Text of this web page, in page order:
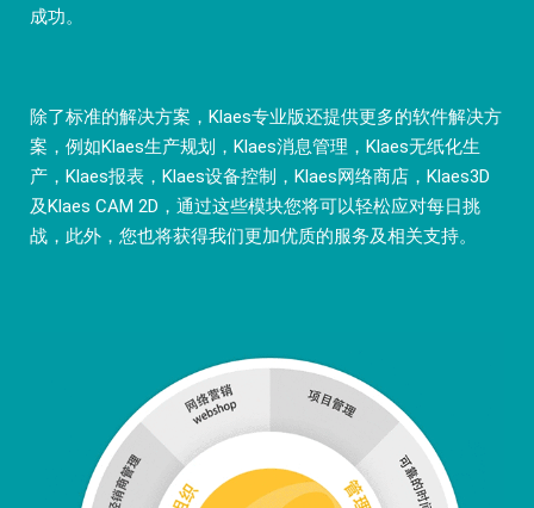
成功。
除了标准的解决方案，Klaes专业版还提供更多的软件解决方
案，例如Klaes生产规划 ， Klaes消息管理 ， Klaes无纸化生
产， Klaes报表， Klaes设备控制 ， Klaes网络商店， Klaes3D
及Klaes CAM 2D ，通过这些模块您将可以轻松应对每日挑
战，此外，您也将获得我们更加优质的服务及相关支持。